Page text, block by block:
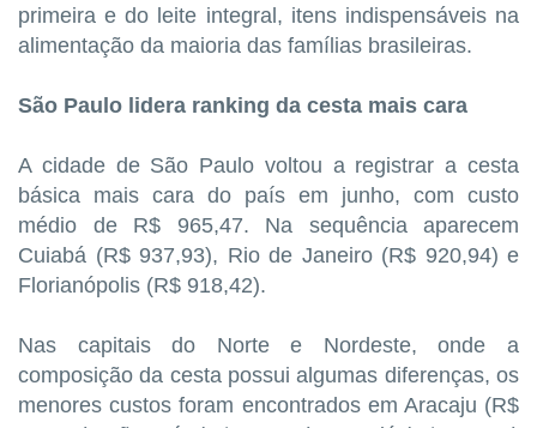
primeira e do leite integral, itens indispensáveis na
alimentação da maioria das famílias brasileiras.
São Paulo lidera ranking da cesta mais cara
A cidade de São Paulo voltou a registrar a cesta
básica mais cara do país em junho, com custo
médio de R$ 965,47. Na sequência aparecem
Cuiabá (R$ 937,93), Rio de Janeiro (R$ 920,94) e
Florianópolis (R$ 918,42).
Nas capitais do Norte e Nordeste, onde a
composição da cesta possui algumas diferenças, os
menores custos foram encontrados em Aracaju (R$